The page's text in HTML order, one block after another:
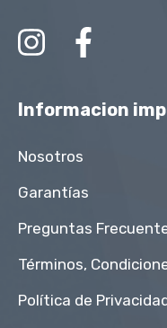
Informacion
Nosotros
Garantías
Preguntas
Términos,
Política de